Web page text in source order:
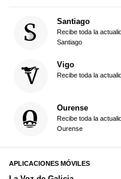
Santiago
Recibe toda la
Santiago
Vigo
Recibe toda la
Ourense
Recibe toda la
Ourense
APLICACIONES MÓVILES